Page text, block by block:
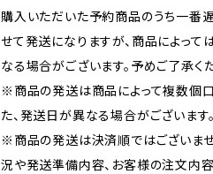
購入いただいた予約商品のうち一番
せて発送になりますが、商品によっ
なる場合がございます。予めご了承く
※商品の発送は商品によって複数個
た、発送日が異なる場合がございます
※商品の発送は決済順ではございま
況や発送準備内容、お客様の注文内容